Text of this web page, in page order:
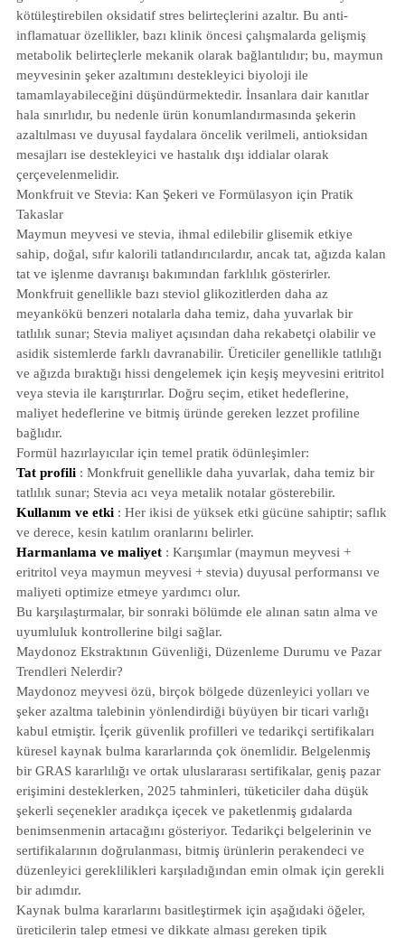
kötüleştirebilen oksidatif stres belirteçlerini azaltır. Bu anti-
inflamatuar özellikler, bazı klinik öncesi çalışmalarda gelişmiş
metabolik belirteçlerle mekanik olarak bağlantılıdır; bu, maymun
meyvesinin şeker azaltımını destekleyici biyoloji ile
tamamlayabileceğini düşündürmektedir. İnsanlara dair kanıtlar
hala sınırlıdır, bu nedenle ürün konumlandırmasında şekerin
azaltılması ve duyusal faydalara öncelik verilmeli, antioksidan
mesajları ise destekleyici ve hastalık dışı iddialar olarak
çerçevelenmelidir.
Monkfruit ve Stevia: Kan Şekeri ve Formülasyon için Pratik
Takaslar
Maymun meyvesi ve stevia, ihmal edilebilir glisemik etkiye
sahip, doğal, sıfır kalorili tatlandırıcılardır, ancak tat, ağızda kalan
tat ve işlenme davranışı bakımından farklılık gösterirler.
Monkfruit genellikle bazı steviol glikozitlerden daha az
meyankökü benzeri notalarla daha temiz, daha yuvarlak bir
tatlılık sunar; Stevia maliyet açısından daha rekabetçi olabilir ve
asidik sistemlerde farklı davranabilir. Üreticiler genellikle tatlılığı
ve ağızda bıraktığı hissi dengelemek için keşiş meyvesini eritritol
veya stevia ile karıştırırlar. Doğru seçim, etiket hedeflerine,
maliyet hedeflerine ve bitmiş üründe gereken lezzet profiline
bağlıdır.
Formül hazırlayıcılar için temel pratik ödünleşimler:
Tat profili : Monkfruit genellikle daha yuvarlak, daha temiz bir
tatlılık sunar; Stevia acı veya metalik notalar gösterebilir.
Kullanım ve etki : Her ikisi de yüksek etki gücüne sahiptir; saflık
ve derece, kesin katılım oranlarını belirler.
Harmanlama ve maliyet : Karışımlar (maymun meyvesi +
eritritol veya maymun meyvesi + stevia) duyusal performansı ve
maliyeti optimize etmeye yardımcı olur.
Bu karşılaştırmalar, bir sonraki bölümde ele alınan satın alma ve
uyumluluk kontrollerine bilgi sağlar.
Maydonoz Ekstraktının Güvenliği, Düzenleme Durumu ve Pazar
Trendleri Nelerdir?
Maydonoz meyvesi özü, birçok bölgede düzenleyici yolları ve
şeker azaltma talebinin yönlendirdiği büyüyen bir ticari varlığı
kabul etmiştir. İçerik güvenlik profilleri ve tedarikçi sertifikaları
küresel kaynak bulma kararlarında çok önemlidir. Belgelenmiş
bir GRAS kararlılığı ve ortak uluslararası sertifikalar, geniş pazar
erişimini desteklerken, 2025 tahminleri, tüketiciler daha düşük
şekerli seçenekler aradıkça içecek ve paketlenmiş gıdalarda
benimsenmenin artacağını gösteriyor. Tedarikçi belgelerinin ve
sertifikalarının doğrulanması, bitmiş ürünlerin perakendeci ve
düzenleyici gereklilikleri karşıladığından emin olmak için gerekli
bir adımdır.
Kaynak bulma kararlarını basitleştirmek için aşağıdaki öğeler,
üreticilerin talep etmesi ve dikkate alması gereken tipik